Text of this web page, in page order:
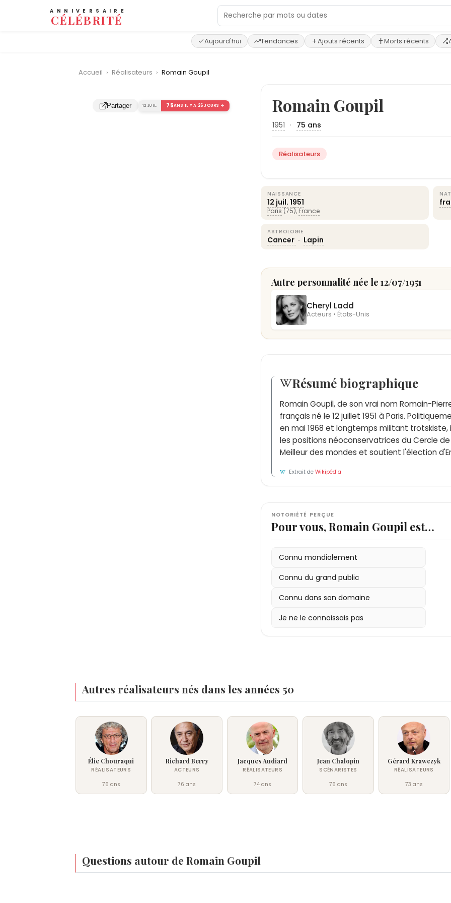
ANNIVERSAIRE
CÉLÉBRITÉ
Aujourd'hui Tendances Ajouts récents Morts récents
Accueil › Réalisateurs › Romain Goupil
Partager 12 JUIL. 75ANS IL Y A 26 JOURS → Romain Goupil
1951 · 75 ans
Réalisateurs
NAISSANCE
12 juil. 1951
Paris (75), France
ASTROLOGIE
Cancer · Lapin
Autre personnalité née le 12/07/1951
Cheryl Ladd
Acteurs • États-Unis
Résumé biographique
Romain Goupil, de son vrai nom Romain-
français né le 12 juillet 1951 à Paris.
en mai 1968 et longtemps militant trotskiste,
les positions néoconservatrices du Cercle
Meilleur des mondes et soutient l'élection
Extrait deWikipédia
NOTORIÉTÉ PERÇUE
Pour vous, Romain Goupil est…
Connu mondialement
Connu du grand public
Connu dans son domaine
Je ne le connaissais pas
Autres réalisateurs nés dans les années 50
Élie Chouraqui
RÉALISATEURS
76 ans
Richard Berry
ACTEURS
76 ans
Jacques Audiard
RÉALISATEURS
74 ans
Jean Chalopin
SCÉNARISTES
76 ans
Gérard Krawczyk
RÉALISATEURS
73 ans
Questions autour de Romain Goupil